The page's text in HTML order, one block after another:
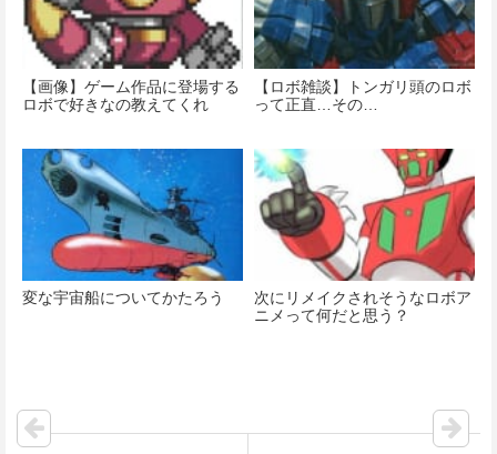
【画像】ゲーム作品に登場する
ロボで好きなの教えてくれ
【ロボ雑談】トンガリ頭のロボ
って正直…その…
変な宇宙船についてかたろう
次にリメイクされそうなロボア
ニメって何だと思う？